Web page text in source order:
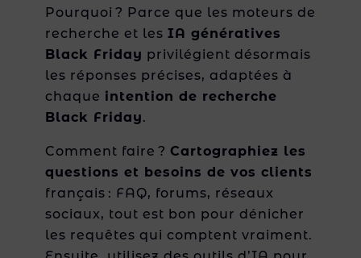
Pourquoi ? Parce que les moteurs de
recherche et les IA génératives
Black Friday privilégient désormais
les réponses précises, adaptées à
chaque intention de recherche
Black Friday.
Comment faire ? Cartographiez les
questions et besoins de vos clients
français : FAQ, forums, réseaux
sociaux, tout est bon pour dénicher
les requêtes qui comptent vraiment.